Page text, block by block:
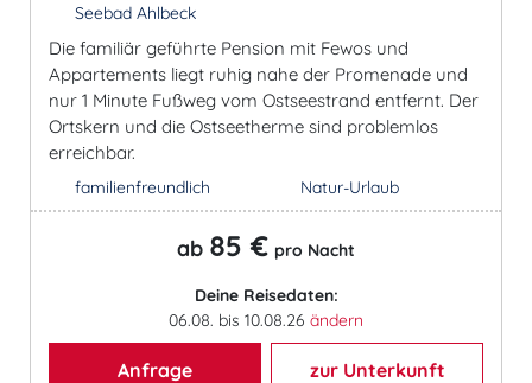
Seebad Ahlbeck
Die familiär geführte Pension mit Fewos und
Appartements liegt ruhig nahe der Promenade und
nur 1 Minute Fußweg vom Ostseestrand entfernt. Der
Ortskern und die Ostseetherme sind problemlos
erreichbar.
familienfreundlich Natur-Urlaub
ab 85 € pro Nacht
Deine Reisedaten:
06.08. bis 10.08.26 ändern
Anfrage zur Unterkunft